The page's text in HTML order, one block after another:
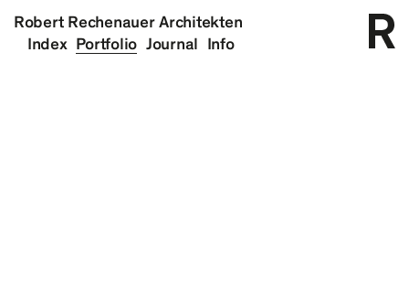
Robert Rechenauer Architekten
Index Portfolio Journal Info